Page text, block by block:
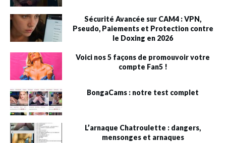
Sécurité Avancée sur CAM4 : VPN,
Pseudo, Paiements et Protection contre
le Doxing en 2026
Voici nos 5 façons de promouvoir votre
compte Fan5 !
BongaCams : notre test complet
L’arnaque Chatroulette : dangers,
mensonges et arnaques